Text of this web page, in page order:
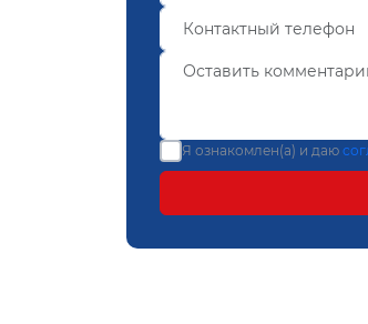
Я ознакомлен(а) и даю